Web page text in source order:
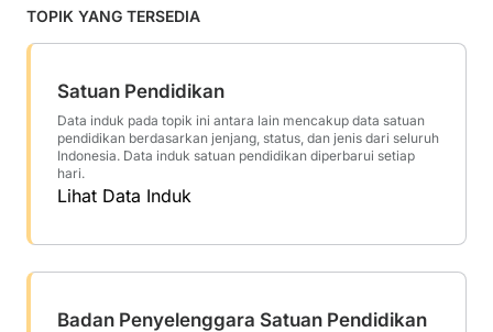
TOPIK YANG TERSEDIA
Satuan Pendidikan
Data induk pada topik ini antara lain mencakup data satuan
pendidikan berdasarkan jenjang, status, dan jenis dari seluruh
Indonesia. Data induk satuan pendidikan diperbarui setiap
hari.
Lihat Data Induk
Badan Penyelenggara Satuan Pendidikan